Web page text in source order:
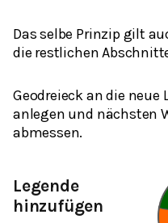
Das selbe Prinzip gilt
die restlichen
Geodreieck an die neue
anlegen und nächsten
abmessen.
Legende
hinzufügen